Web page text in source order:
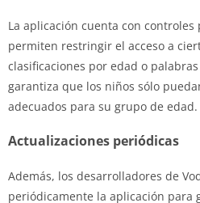
La aplicación cuenta con
permiten restringir el acceso a
clasificaciones por edad o
garantiza que los niños sólo
adecuados para su grupo de edad.
Actualizaciones periódicas
Además, los desarrolladores de
periódicamente la aplicación para